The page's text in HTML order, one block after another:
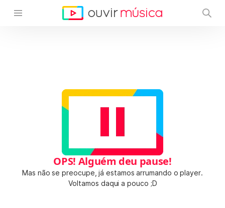
OPS! Alguém deu pause!
Mas não se preocupe, já estamos arrumando o player.
Voltamos daqui a pouco ;D